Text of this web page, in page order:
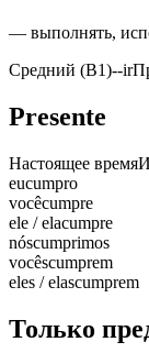
— выполнять,
Средний (B1)--ir
Presente
Настоящее время
eucumpro
vocêcumpre
ele / elacumpre
nóscumprimos
vocêscumprem
eles / elascumprem
Только